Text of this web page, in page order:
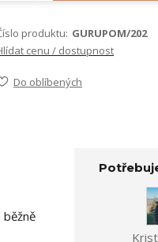
produktu: GURUPOM/202
cenu / dostupnost
Do oblíbených